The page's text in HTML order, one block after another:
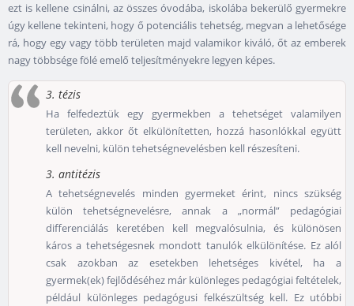
ezt is kellene csinálni, az összes óvodába, iskolába bekerülő gyermekre
úgy kellene tekinteni, hogy ő potenciális tehetség, megvan a lehetősége
rá, hogy egy vagy több területen majd valamikor kiváló, őt az emberek
nagy többsége fölé emelő teljesítményekre legyen képes.
3. tézis
Ha felfedeztük egy gyermekben a tehetséget valamilyen
területen, akkor őt elkülönítetten, hozzá hasonlókkal együtt
kell nevelni, külön tehetségnevelésben kell részesíteni.
3. antitézis
A tehetségnevelés minden gyermeket érint, nincs szükség
külön tehetségnevelésre, annak a „normál” pedagógiai
differenciálás keretében kell megvalósulnia, és különösen
káros a tehetségesnek mondott tanulók elkülönítése. Ez alól
csak azokban az esetekben lehetséges kivétel, ha a
gyermek(ek) fejlődéséhez már különleges pedagógiai feltételek,
például különleges pedagógusi felkészültség kell. Ez utóbbi